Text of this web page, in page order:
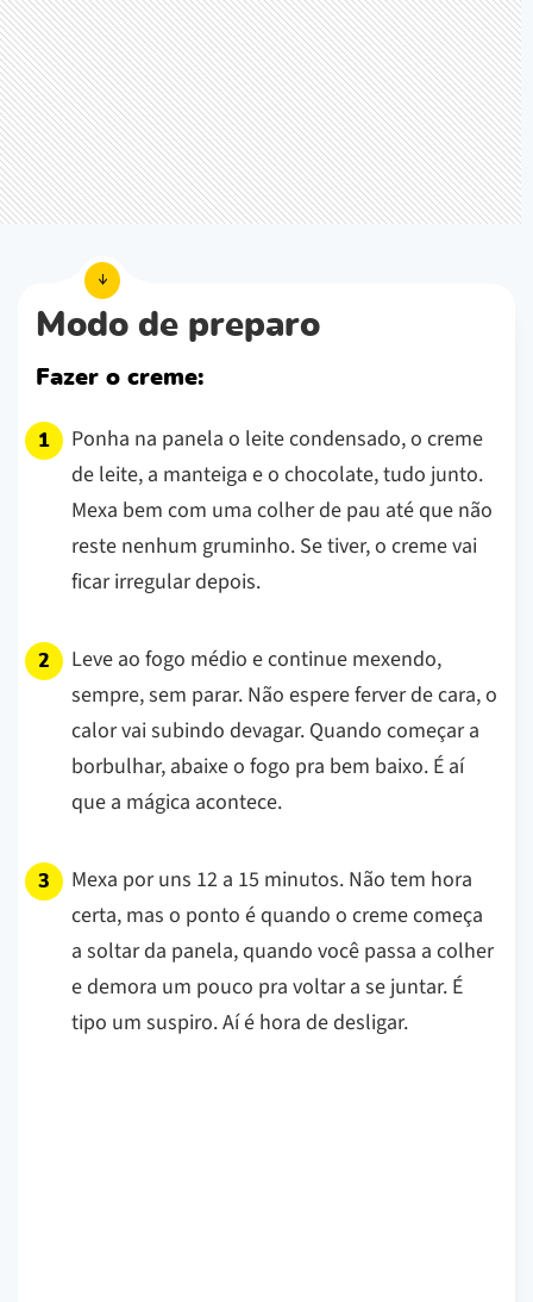
Modo de preparo
Fazer o creme:
Ponha na panela o leite condensado, o creme
de leite, a manteiga e o chocolate, tudo junto.
Mexa bem com uma colher de pau até que não
reste nenhum gruminho. Se tiver, o creme vai
ficar irregular depois.
Leve ao fogo médio e continue mexendo,
sempre, sem parar. Não espere ferver de cara, o
calor vai subindo devagar. Quando começar a
borbulhar, abaixe o fogo pra bem baixo. É aí
que a mágica acontece.
Mexa por uns 12 a 15 minutos. Não tem hora
certa, mas o ponto é quando o creme começa
a soltar da panela, quando você passa a colher
e demora um pouco pra voltar a se juntar. É
tipo um suspiro. Aí é hora de desligar.